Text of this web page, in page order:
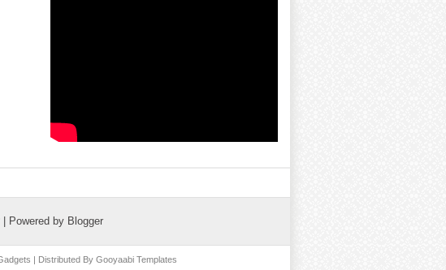
| Powered by Blogger
| Distributed By Gooyaabi Templates